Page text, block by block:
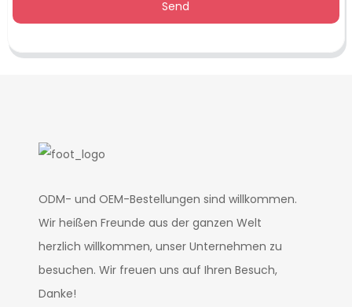
Send
ODM- und OEM-Bestellungen sind willkommen.
Wir heißen Freunde aus der ganzen Welt
herzlich willkommen, unser Unternehmen zu
besuchen. Wir freuen uns auf Ihren Besuch,
Danke!